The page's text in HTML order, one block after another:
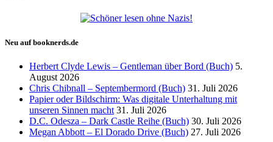
Neu auf booknerds.de
Herbert Clyde Lewis – Gentleman über Bord (Buch) 5.
August 2026
Chris Chibnall – Septembermord (Buch) 31. Juli 2026
Papier oder Bildschirm: Was digitale Unterhaltung mit
unseren Sinnen macht 31. Juli 2026
D.C. Odesza – Dark Castle Reihe (Buch) 30. Juli 2026
Megan Abbott – El Dorado Drive (Buch) 27. Juli 2026